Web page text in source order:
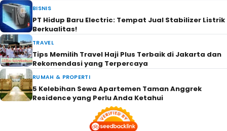
BISNIS
PT Hidup Baru Electric: Tempat Jual Stabilizer Listrik
Berkualitas!
TRAVEL
Tips Memilih Travel Haji Plus Terbaik di Jakarta dan
Rekomendasi yang Terpercaya
RUMAH & PROPERTI
5 Kelebihan Sewa Apartemen Taman Anggrek
Residence yang Perlu Anda Ketahui